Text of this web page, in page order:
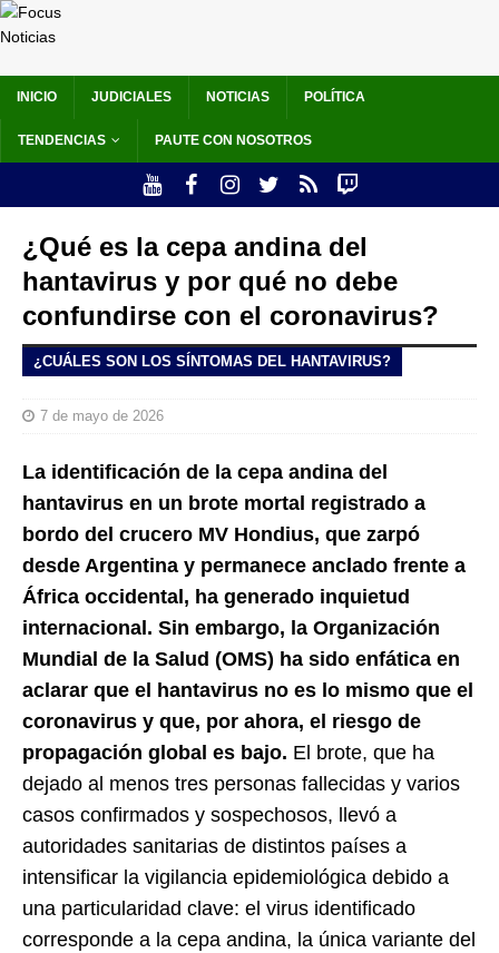
INICIO JUDICIALES NOTICIAS POLÍTICA
TENDENCIAS PAUTE CON NOSOTROS
¿Qué es la cepa andina del
hantavirus y por qué no debe
confundirse con el coronavirus?
¿CUÁLES SON LOS SÍNTOMAS DEL HANTAVIRUS?
7 de mayo de 2026
La identificación de la cepa andina del
hantavirus en un brote mortal registrado a
bordo del crucero MV Hondius, que zarpó
desde Argentina y permanece anclado frente a
África occidental, ha generado inquietud
internacional. Sin embargo, la Organización
Mundial de la Salud (OMS) ha sido enfática en
aclarar que el hantavirus no es lo mismo que el
coronavirus y que, por ahora, el riesgo de
propagación global es bajo. El brote, que ha
dejado al menos tres personas fallecidas y varios
casos confirmados y sospechosos, llevó a
autoridades sanitarias de distintos países a
intensificar la vigilancia epidemiológica debido a
una particularidad clave: el virus identificado
corresponde a la cepa andina, la única variante del